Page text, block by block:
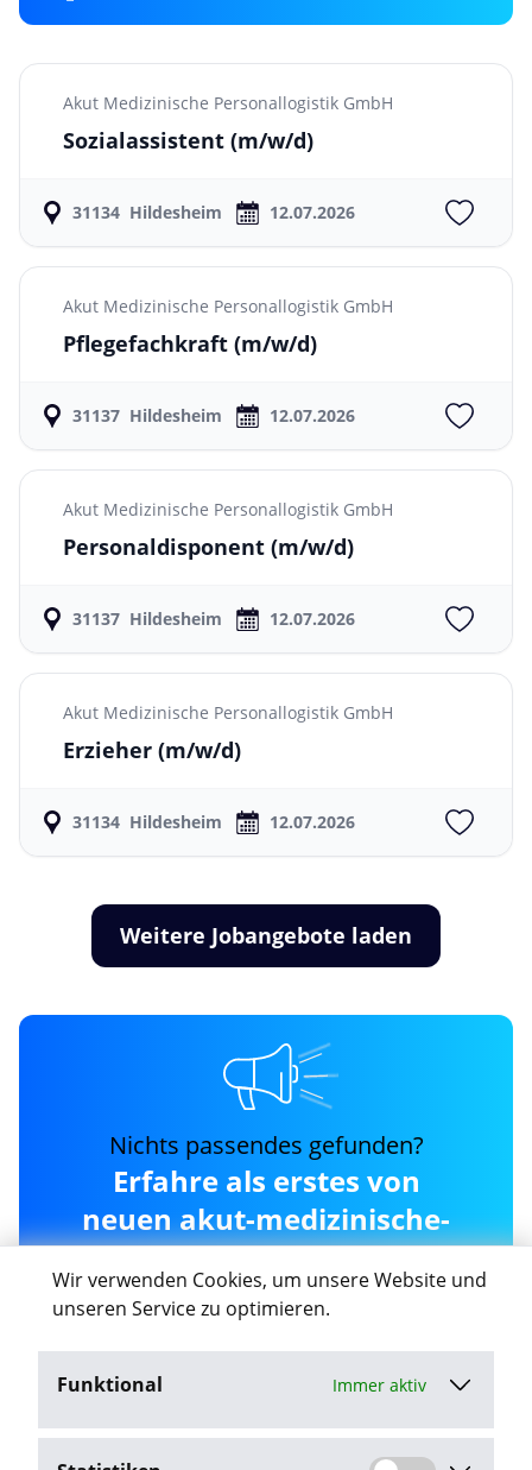
Wir verwenden Cookies, um unsere Website und
unseren Service zu optimieren.
Funktional Immer aktiv
Akut Medizinische Personallogistik GmbH
Sozialassistent (m/w/d)
31134 Hildesheim 12.07.2026
Akut Medizinische Personallogistik GmbH
Pflegefachkraft (m/w/d)
31137 Hildesheim 12.07.2026
Akut Medizinische Personallogistik GmbH
Personaldisponent (m/w/d)
31137 Hildesheim 12.07.2026
Akut Medizinische Personallogistik GmbH
Erzieher (m/w/d)
31134 Hildesheim 12.07.2026
Weitere Jobangebote laden
Nichts passendes gefunden?
Erfahre als erstes von
neuen akut-medizinische-
personallogistik-gmbh
Jobs in Hildesheim